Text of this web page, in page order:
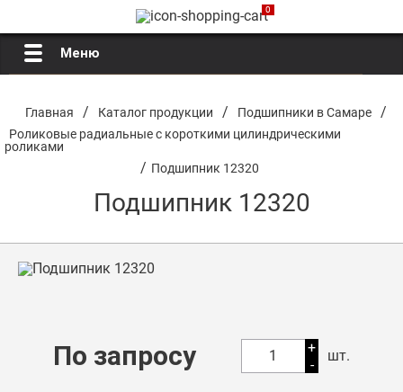
0
Меню
О компании
Каталог продукции
Подшипники в Самаре
Смазка
Контакты
Главная / Каталог продукции / Подшипники в Самаре /
Роликовые радиальные с короткими цилиндрическими
роликами
/ Подшипник 12320
Подшипник 12320
По запросу 1
+
-
шт.